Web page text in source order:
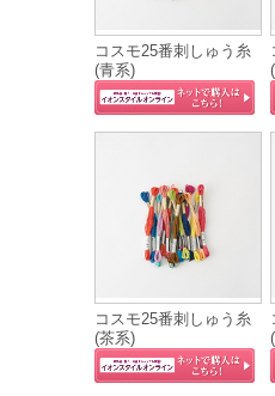
コスモ25番刺しゅう糸
(青系)
コスモ25番刺しゅう糸
(茶系)